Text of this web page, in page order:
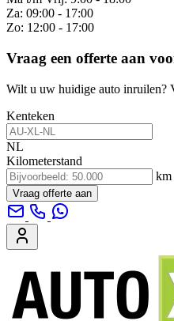
Za: 09:00 - 17:00
Zo: 12:00 - 17:00
Vraag een offerte aan
Wilt u uw huidige auto inruilen?
Kenteken
NL
Kilometerstand
km
Vraag offerte aan